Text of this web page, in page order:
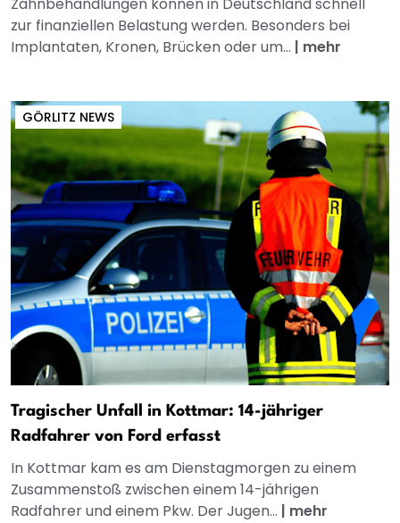
Zahnbehandlungen können in Deutschland schnell
zur finanziellen Belastung werden. Besonders bei
Implantaten, Kronen, Brücken oder um... | mehr
GÖRLITZ NEWS
Tragischer Unfall in Kottmar: 14-jähriger
Radfahrer von Ford erfasst
In Kottmar kam es am Dienstagmorgen zu einem
Zusammenstoß zwischen einem 14-jährigen
Radfahrer und einem Pkw. Der Jugen... | mehr